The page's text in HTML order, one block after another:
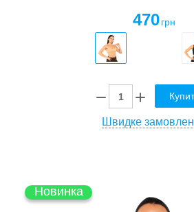
470 грн
Швидке
Новинка